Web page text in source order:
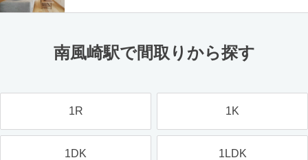
南風崎駅で間取りから探す
1R 1K
1DK 1LDK